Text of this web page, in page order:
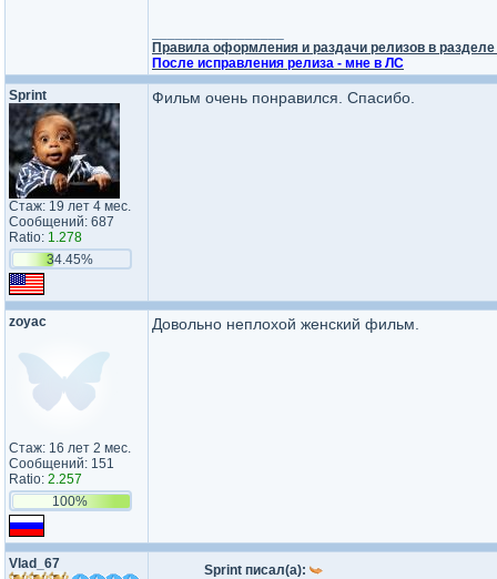
Правила оформления и раздачи релизов в
После исправления релиза - мне в ЛС
Sprint
Стаж: 19 лет 4 мес.
Сообщений: 687
Ratio: 1.278
34.45%
Фильм очень понравился. Спасибо.
zoyac
Стаж: 16 лет 2 мес.
Сообщений: 151
Ratio: 2.257
100%
Довольно неплохой женский фильм.
Vlad_67 Sprint писал(а):